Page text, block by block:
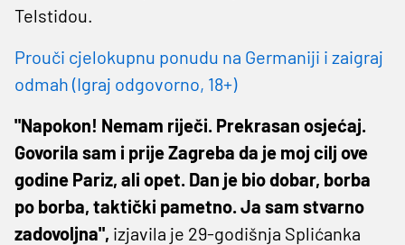
Telstidou.
Prouči cjelokupnu ponudu na Germaniji i zaigraj
odmah (Igraj odgovorno, 18+)
"Napokon! Nemam riječi. Prekrasan osjećaj.
Govorila sam i prije Zagreba da je moj cilj ove
godine Pariz, ali opet. Dan je bio dobar, borba
po borba, taktički pametno. Ja sam stvarno
zadovoljna", izjavila je 29-godišnja Splićanka